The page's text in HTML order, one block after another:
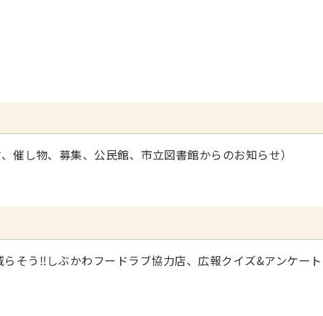
し物、募集、公民館、市立図書館からのお知らせ）
そう‼しぶかわフードラブ協力店、広報クイズ&アンケート